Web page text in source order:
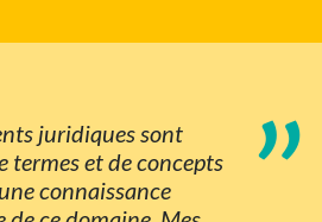
juridiques sont
termes et de concepts
connaissance
”